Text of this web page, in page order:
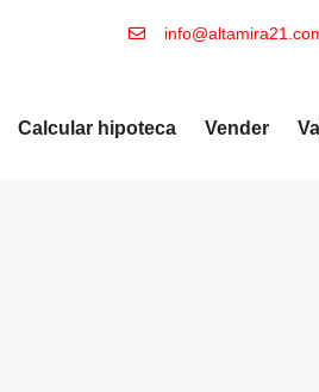
Calcular hipoteca Vender